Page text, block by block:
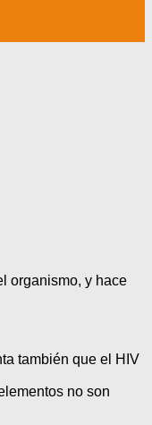
organismo, y hace
también que el HIV
no son